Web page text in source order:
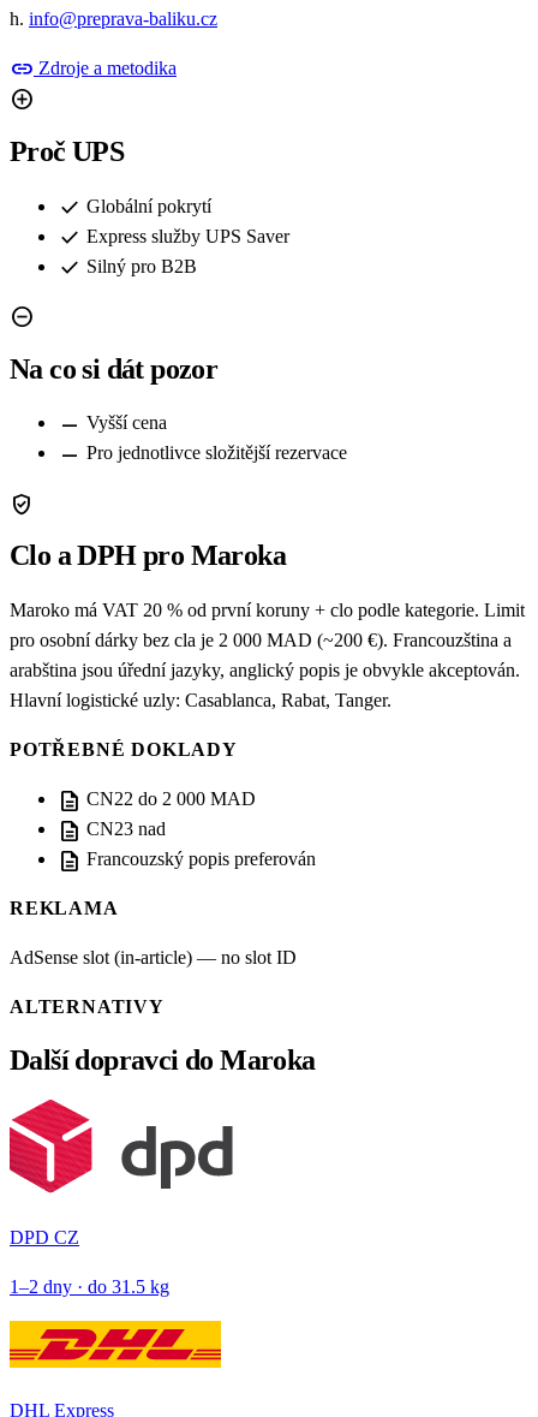
h. info@preprava-baliku.cz
link Zdroje a metodika
add_circle
Proč UPS
check Globální pokrytí
check Express služby UPS Saver
check Silný pro B2B
remove_circle
Na co si dát pozor
remove Vyšší cena
remove Pro jednotlivce složitější rezervace
verified_user
Clo a DPH pro Maroka
Maroko má VAT 20 % od první koruny + clo podle kategorie. Limit
pro osobní dárky bez cla je 2 000 MAD (~200 €). Francouzština a
arabština jsou úřední jazyky, anglický popis je obvykle akceptován.
Hlavní logistické uzly: Casablanca, Rabat, Tanger.
POTŘEBNÉ DOKLADY
description CN22 do 2 000 MAD
description CN23 nad
description Francouzský popis preferován
REKLAMA
AdSense slot (in-article) — no slot ID
ALTERNATIVY
Další dopravci do Maroka
DPD CZ
1–2 dny · do 31.5 kg
DHL Express